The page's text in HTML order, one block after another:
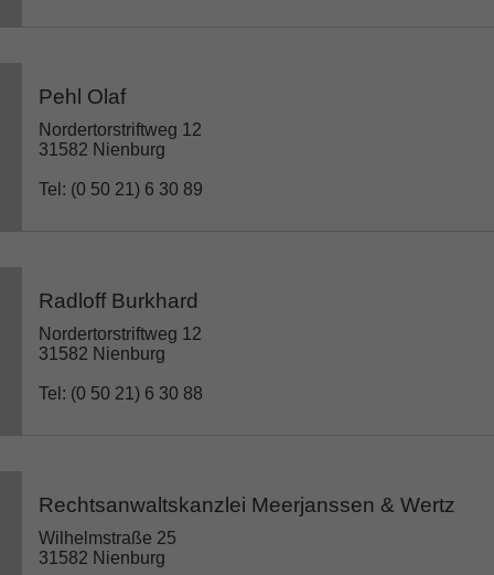
Pehl Olaf
Nordertorstriftweg 12
31582 Nienburg
Tel: (0 50 21) 6 30 89
Radloff Burkhard
Nordertorstriftweg 12
31582 Nienburg
Tel: (0 50 21) 6 30 88
Rechtsanwaltskanzlei Meerjanssen & Wertz
Wilhelmstraße 25
31582 Nienburg